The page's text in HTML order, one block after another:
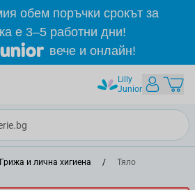
обем поръчки срокът за
е 3–5 работни дни!
вече и онлайн!
Lilly
Junior
Грижа и лична хигиена / Тяло